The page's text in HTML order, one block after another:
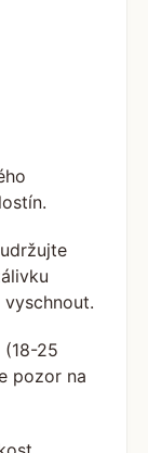
25
pozor na